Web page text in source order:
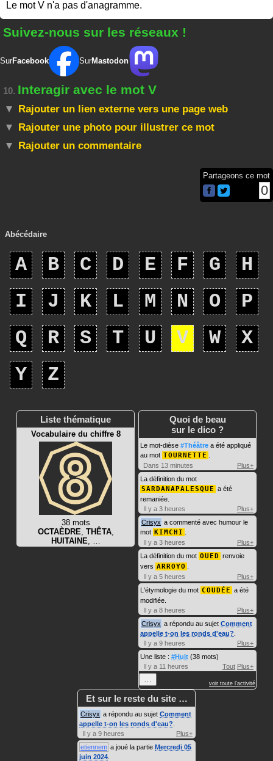
Le mot V n'a pas d'anagramme.
Suivez-nous sur les réseaux !
SurFacebook SurMastodon
10. Interagir avec le mot V
Rajouter un lien externe vers une page web
Rajouter une photo pour illustrer ce mot
Rajouter un commentaire
Partageons ce mot
0
Abécédaire
A B C D E F G
H
I
J K L M N O
P
Q
R S T U V W
X
Y
Z
Liste thématique
Vocabulaire du chiffre 8
38 mots
OCTAÈDRE THÊTA,
HUITAINE
Quoi de beau
sur le dico ?
Le mot-dièse #Théâtre a été appliqué
au mot TOURNETTE
Dans 13 minutes
Plus+
La définition du mot
SARDANAPALESQUE a été
remaniée.
Il y a 3 heures
Plus+
Crisyx a commenté avec humour le
mot KIMCHI
Il y a 3 heures
Plus+
La définition du mot OUED renvoie
vers ARROYO
Il y a 5 heures
Plus+
L'étymologie du mot COUDÉE a été
modifiée.
Il y a 8 heures
Plus+
Crisyx a répondu au sujet Comment
appelle t-on les ronds d'eau?
Il y a 9 heures
Plus+
Une liste : #Huit (38 mots)
Il y a 11 heures
Tout Plus+
voir toute l'activité
Et sur le reste du site …
Crisyx a répondu au sujet Comment
appelle t-on les ronds d'eau?
Il y a 9 heures
Plus+
etiennem a joué la partie Mercredi 05
juin 2024